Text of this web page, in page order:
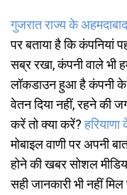
गुजरातराज्यकेअहमदाबाद
पर बताया है कि कंपनियां
सब्र रखा, कंपनी वाले भी
लॉकडाउन हुआ है कंपनी के
वेतन दिया नहीं, रहने की
करें तो क्या करें?हरियाणा
मोबाइल वाणी पर अपनी
होने की खबर सोशल
सही जानकारी भी नहीं